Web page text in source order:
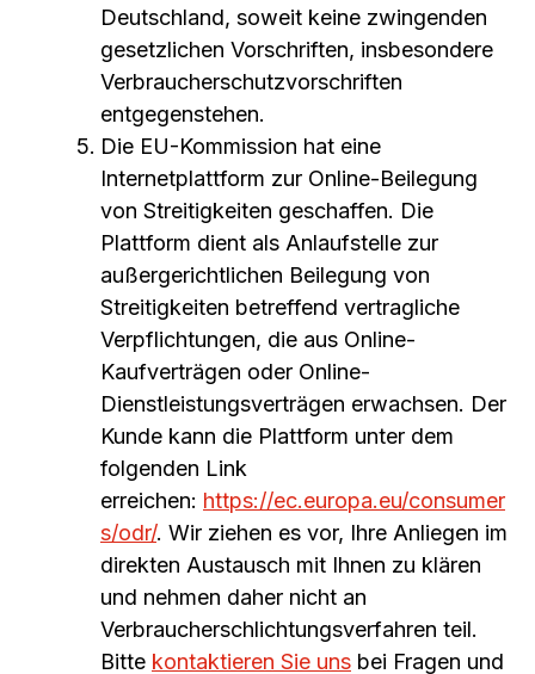
Deutschland, soweit keine zwingenden
gesetzlichen Vorschriften, insbesondere
Verbraucherschutzvorschriften
entgegenstehen.
Die EU-Kommission hat eine
Internetplattform zur Online-Beilegung
von Streitigkeiten geschaffen. Die
Plattform dient als Anlaufstelle zur
außergerichtlichen Beilegung von
Streitigkeiten betreffend vertragliche
Verpflichtungen, die aus Online-
Kaufverträgen oder Online-
Dienstleistungsverträgen erwachsen. Der
Kunde kann die Plattform unter dem
folgenden Link
erreichen: https://ec.europa.eu/consumer
s/odr/. Wir ziehen es vor, Ihre Anliegen im
direkten Austausch mit Ihnen zu klären
und nehmen daher nicht an
Verbraucherschlichtungsverfahren teil.
Bitte kontaktieren Sie uns bei Fragen und